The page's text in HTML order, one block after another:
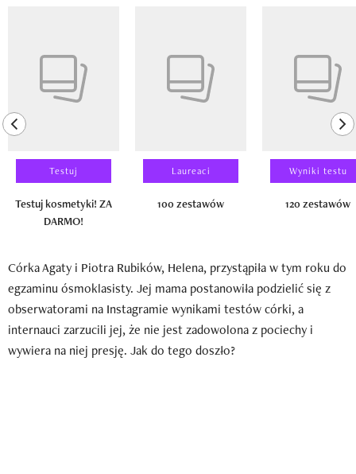
previous element
Testuj
Testuj kosmetyki! ZA
DARMO!
Laureaci
100 zestawów
Wyniki testu
120 zestawów
Córka Agaty i Piotra Rubików, Helena, przystąpiła w tym roku do
egzaminu ósmoklasisty. Jej mama postanowiła podzielić się z
obserwatorami na Instagramie wynikami testów córki, a
internauci zarzucili jej, że nie jest zadowolona z pociechy i
wywiera na niej presję. Jak do tego doszło?